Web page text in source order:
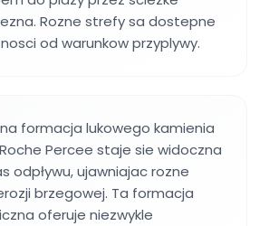
Rozne strefy sa dostepne
od warunkow przyplywy.
formacja lukowego kamienia
Percee staje sie widoczna
odpływu, ujawniajac rozne
brzegowej. Ta formacja
oferuje niezwykle